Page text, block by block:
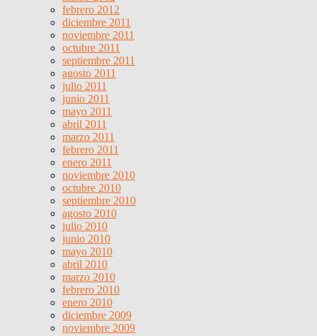
febrero 2012
diciembre 2011
noviembre 2011
octubre 2011
septiembre 2011
agosto 2011
julio 2011
junio 2011
mayo 2011
abril 2011
marzo 2011
febrero 2011
enero 2011
noviembre 2010
octubre 2010
septiembre 2010
agosto 2010
julio 2010
junio 2010
mayo 2010
abril 2010
marzo 2010
febrero 2010
enero 2010
diciembre 2009
noviembre 2009